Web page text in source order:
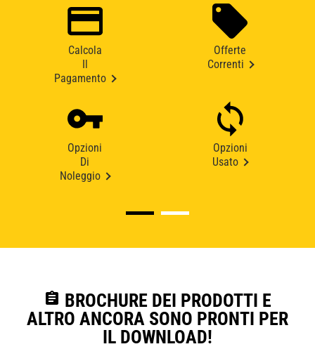
Calcola
Pagamento
Offerte
Correnti
Opzioni
Di
Noleggio
Opzioni
Usato
assignment BROCHURE DEI PRODOTTI E
ALTRO ANCORA SONO PRONTI PER
IL DOWNLOAD!